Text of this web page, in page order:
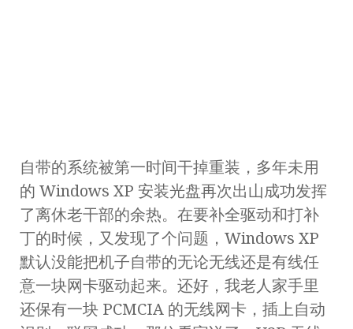
自带的系统被第一时间干掉重装，多年未用
的 Windows XP 安装光盘再次出山成功发挥
了离休老干部的余热。在要补全驱动和打补
丁的时候，又发现了个问题，Windows XP
默认没能把机子自带的无论无线还是有线任
意一块网卡驱动起来。还好，我老人家手里
还保有一块 PCMCIA 的无线网卡，插上自动